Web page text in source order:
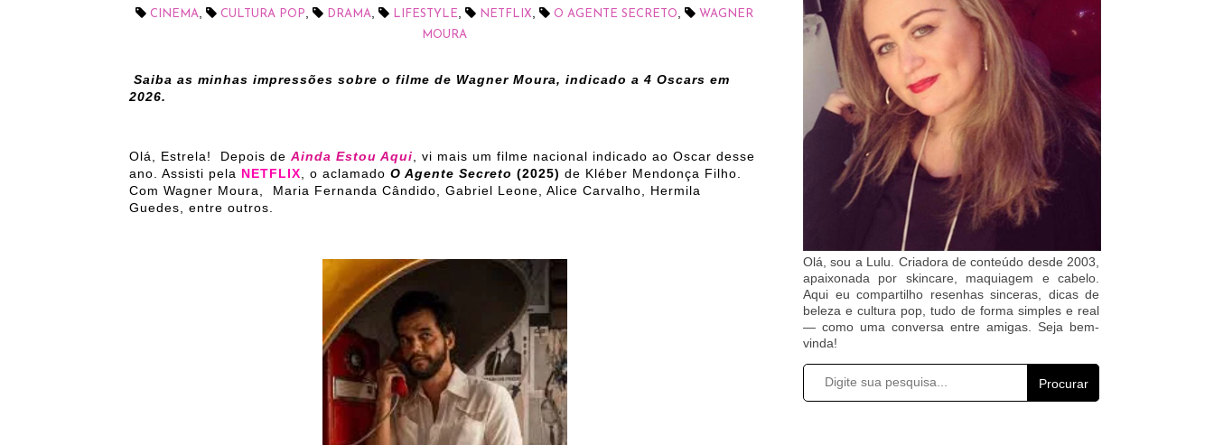
CINEMA CULTURA POP DRAMA LIFESTYLE NETFLIX O AGENTE SECRETO
WAGNER
MOURA
Saiba as minhas impressões sobre o filme de Wagner Moura, indicado a 4 Oscars em
2026.
Olá, Estrela! Depois de Ainda Estou Aqui , vi mais um filme nacional indicado ao Oscar desse
ano. Assisti pela NETFLIX , o aclamado O Agente Secreto (2025) de Kléber Mendonça Filho.
Com Wagner Moura, Maria Fernanda Cândido, Gabriel Leone, Alice Carvalho, Hermila
Guedes, entre outros.
Olá, sou a Lulu. Criadora de conteúdo desde 2003,
apaixonada por skincare, maquiagem e cabelo.
Aqui eu compartilho resenhas sinceras, dicas de
beleza e cultura pop, tudo de forma simples e real
— como uma conversa entre amigas. Seja bem-
vinda!
Procurar